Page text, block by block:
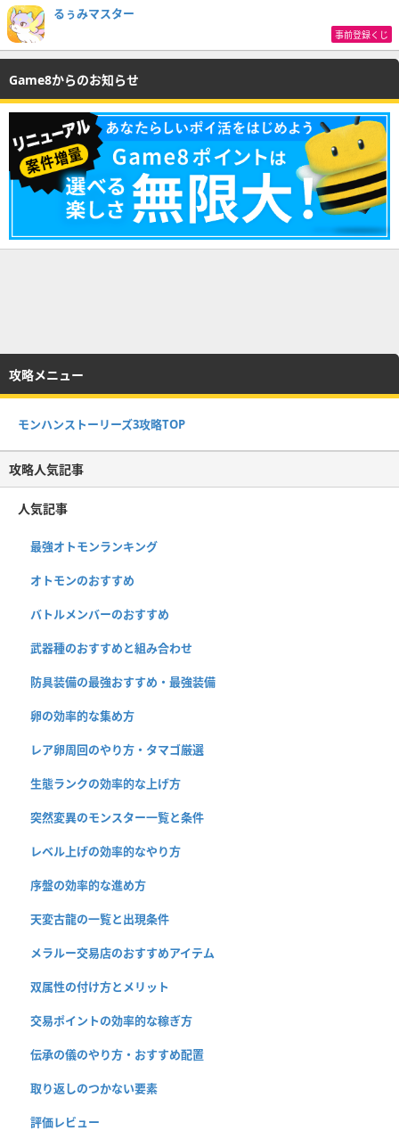
るぅみマスター
事前登録くじ
Game8からのお知らせ
攻略メニュー
モンハンストーリーズ3攻略TOP
攻略人気記事
人気記事
最強オトモンランキング
オトモンのおすすめ
バトルメンバーのおすすめ
武器種のおすすめと組み合わせ
防具装備の最強おすすめ・最強装備
卵の効率的な集め方
レア卵周回のやり方・タマゴ厳選
生態ランクの効率的な上げ方
突然変異のモンスター一覧と条件
レベル上げの効率的なやり方
序盤の効率的な進め方
天変古龍の一覧と出現条件
メラルー交易店のおすすめアイテム
双属性の付け方とメリット
交易ポイントの効率的な稼ぎ方
伝承の儀のやり方・おすすめ配置
取り返しのつかない要素
評価レビュー